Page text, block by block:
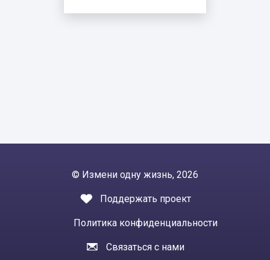
© Измени одну жизнь, 2026
Поддержать проект
Политика конфиденциальности
Связаться с нами